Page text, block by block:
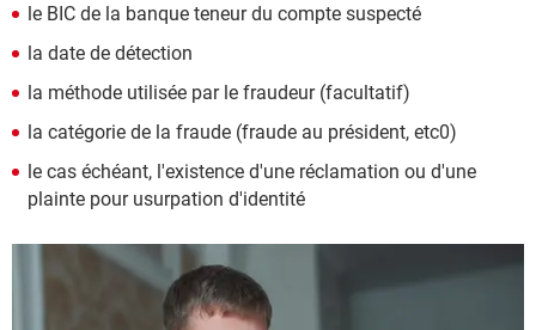
le BIC de la banque teneur du compte suspecté
la date de détection
la méthode utilisée par le fraudeur (facultatif)
la catégorie de la fraude (fraude au président, etc0)
le cas échéant, l'existence d'une réclamation ou d'une
plainte pour usurpation d'identité